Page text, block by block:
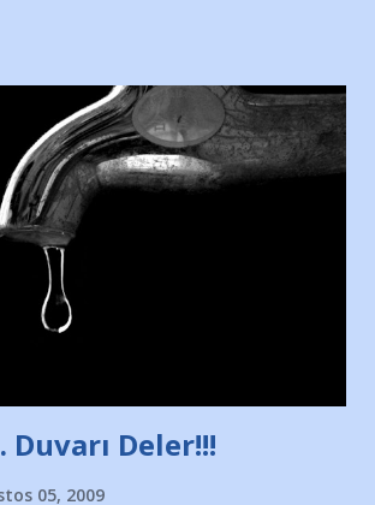
başlıyorum… 1964 Adana Yüzme
7 yaşında kara kuru bir kız çocuğu
içinde Adana Demirspor Kulübü
çoğunlukta. Küçük kız etrafına bakıyor.
var. Nesrin, Adana Demirspor’un 4
o gün…Giriyor havuza. 1973 – 1975
Yüzüyor. 7 yaşında girdiği
yaşında mar...
Duvarı Deler!!!
05, 2009